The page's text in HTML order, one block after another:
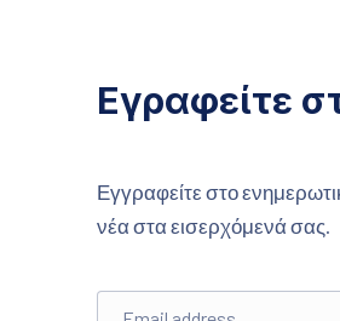
Εγραφείτε
Εγγραφείτε στο
νέα στα εισερχόμενά σας.